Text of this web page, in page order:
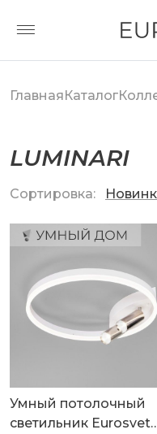
ГлавнаяКаталог
LUMINARI
Сортировка:
Умный потолочный
светильник Eurosvet